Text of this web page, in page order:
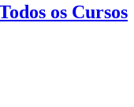
os Cursos